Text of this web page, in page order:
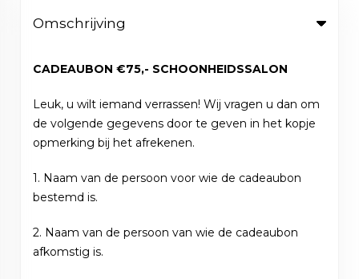
Omschrijving
CADEAUBON €75,- SCHOONHEIDSSALON
Leuk, u wilt iemand verrassen! Wij vragen u dan om
de volgende gegevens door te geven in het kopje
opmerking bij het afrekenen.
1. Naam van de persoon voor wie de cadeaubon
bestemd is.
2. Naam van de persoon van wie de cadeaubon
afkomstig is.